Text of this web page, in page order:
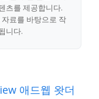
츠를 제공합니다.
료를 바탕으로 작
니다.
애드웹 왓더